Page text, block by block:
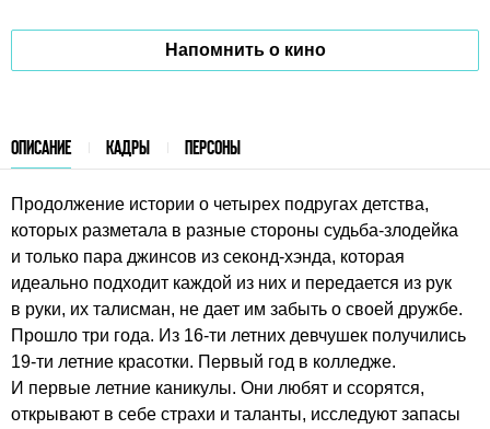
Напомнить о кино
ОПИСАНИЕ КАДРЫ ПЕРСОНЫ
Продолжение истории о четырех подругах детства,
которых разметала в разные стороны судьба-злодейка
и только пара джинсов из секонд-хэнда, которая
идеально подходит каждой из них и передается из рук
в руки, их талисман, не дает им забыть о своей дружбе.
Прошло три года. Из 16-ти летних девчушек получились
19-ти летние красотки. Первый год в колледже.
И первые летние каникулы. Они любят и ссорятся,
открывают в себе страхи и таланты, исследуют запасы